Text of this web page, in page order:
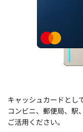
キャッシュカードとし
コンビニ、郵便局、駅
ご活用ください。